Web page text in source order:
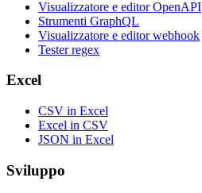
Visualizzatore e editor OpenAPI
Strumenti GraphQL
Visualizzatore e editor webhook
Tester regex
Excel
CSV in Excel
Excel in CSV
JSON in Excel
Sviluppo